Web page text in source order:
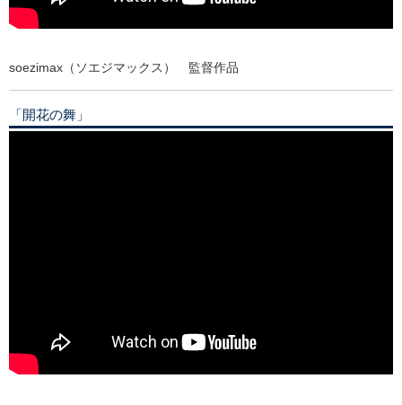
soezimax（ソエジマックス） 監督作品
「開花の舞」